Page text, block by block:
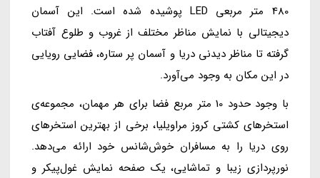
480 متر مربعی LED پوشیده شده است. این آسمان
دیجیتالی با نمایش مناظر مختلف از غروب و طلوع آفتاب
گرفته تا مناظر دیدنی دریا و آسمان پر ستاره، فضایی رویایی
در این مکان به وجود می‌آورد.
با وجود حدود 10 متر مربع فضا برای هر مهمان، مجموعه‌ی
استخرهای کشتی کروز مراویلیا، برخی از بهترین استخرهای
روی دریا را به مسافران خوش‌شانس خود ارائه می‌دهد.
نورپردازی زیبا و تماشایی، یک صفحه نمایش غول‌پیکر و